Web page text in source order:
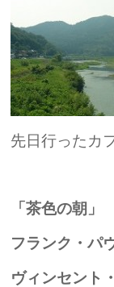
先日行ったカ
「茶色の朝」
フランク・
ヴィンセン